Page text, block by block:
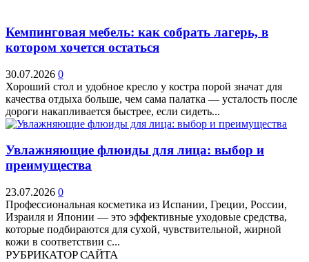
Кемпинговая мебель: как собрать лагерь, в
котором хочется остаться
30.07.2026 0
Хороший стол и удобное кресло у костра порой значат для
качества отдыха больше, чем сама палатка — усталость после
дороги накапливается быстрее, если сидеть...
Увлажняющие флюиды для лица: выбор и
преимущества
23.07.2026 0
Профессиональная косметика из Испании, Греции, России,
Израиля и Японии — это эффективные уходовые средства,
которые подбираются для сухой, чувствительной, жирной
кожи в соответствии с...
РУБРИКАТОР САЙТА